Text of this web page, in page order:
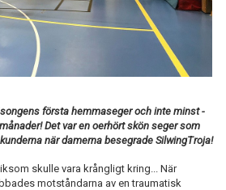
första hemmaseger och inte minst -
Det var en oerhört skön seger som
när damerna besegrade SilwingTroja!
skulle vara krångligt kring... När
motståndarna av en traumatisk